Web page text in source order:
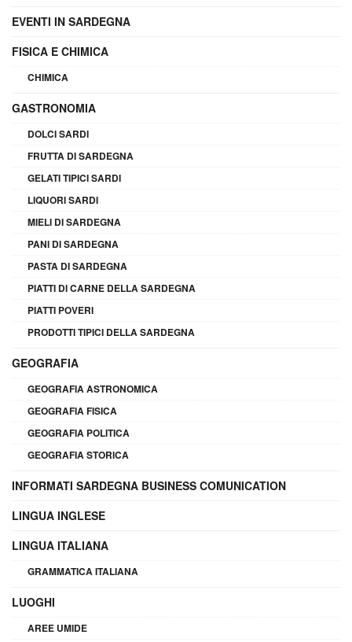
EVENTI IN SARDEGNA
FISICA E CHIMICA
CHIMICA
GASTRONOMIA
DOLCI SARDI
FRUTTA DI SARDEGNA
GELATI TIPICI SARDI
LIQUORI SARDI
MIELI DI SARDEGNA
PANI DI SARDEGNA
PASTA DI SARDEGNA
PIATTI DI CARNE DELLA SARDEGNA
PIATTI POVERI
PRODOTTI TIPICI DELLA SARDEGNA
GEOGRAFIA
GEOGRAFIA ASTRONOMICA
GEOGRAFIA FISICA
GEOGRAFIA POLITICA
GEOGRAFIA STORICA
INFORMATI SARDEGNA BUSINESS COMUNICATION
LINGUA INGLESE
LINGUA ITALIANA
GRAMMATICA ITALIANA
LUOGHI
AREE UMIDE